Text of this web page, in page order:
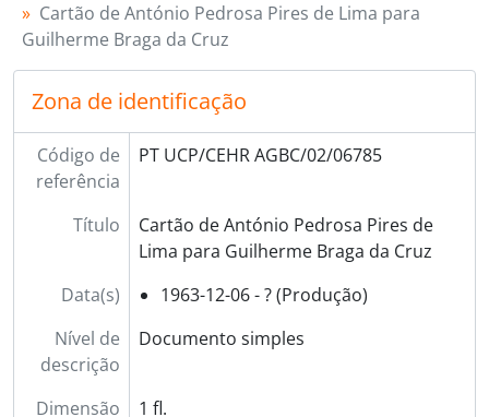
Cartão de António Pedrosa Pires de Lima para
Guilherme Braga da Cruz
Zona de identificação
Código de
referência
PT UCP/CEHR AGBC/02/06785
Título
Cartão de António Pedrosa Pires de
Lima para Guilherme Braga da Cruz
Data(s)
1963-12-06 - ? (Produção)
Nível de
descrição
Documento simples
Dimensão
1 fl.